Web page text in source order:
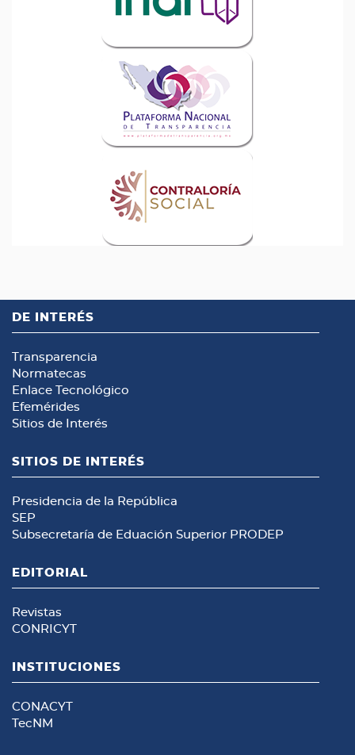
DE INTERÉS
Transparencia
Normatecas
Enlace Tecnológico
Efemérides
Sitios de Interés
SITIOS DE INTERÉS
Presidencia de la República
SEP
Subsecretaría de Eduación Superior PRODEP
EDITORIAL
Revistas
CONRICYT
INSTITUCIONES
CONACYT
TecNM